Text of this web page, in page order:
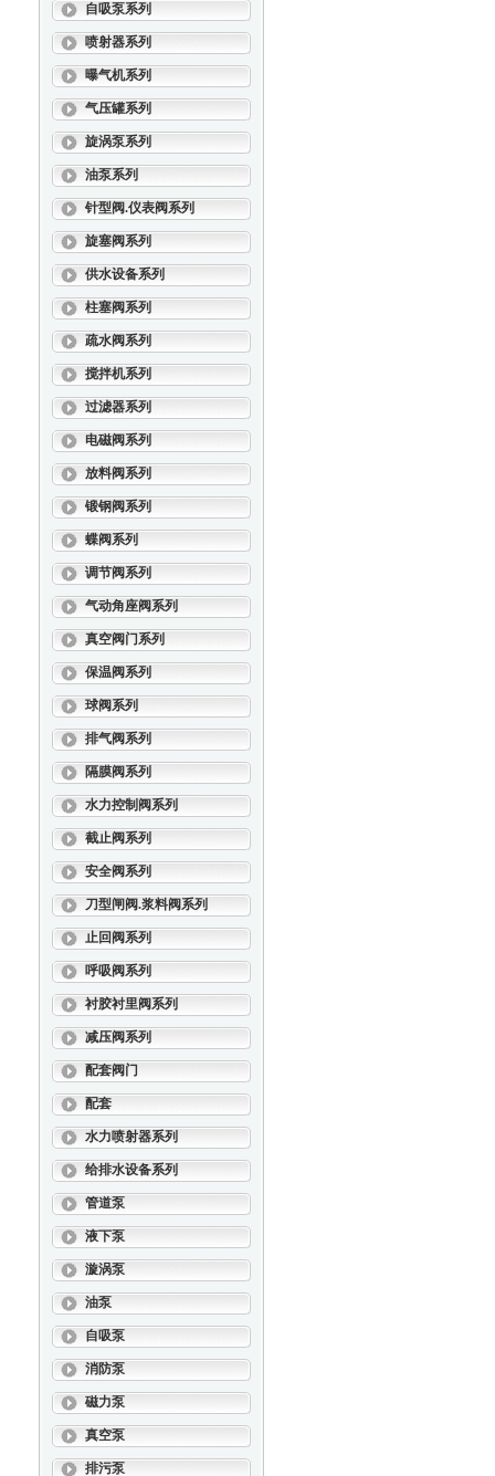
自吸泵系列
喷射器系列
曝气机系列
气压罐系列
旋涡泵系列
油泵系列
针型阀.仪表阀系列
旋塞阀系列
供水设备系列
柱塞阀系列
疏水阀系列
搅拌机系列
过滤器系列
电磁阀系列
放料阀系列
锻钢阀系列
蝶阀系列
调节阀系列
气动角座阀系列
真空阀门系列
保温阀系列
球阀系列
排气阀系列
隔膜阀系列
水力控制阀系列
截止阀系列
安全阀系列
刀型闸阀.浆料阀系列
止回阀系列
呼吸阀系列
衬胶衬里阀系列
减压阀系列
配套阀门
配套
水力喷射器系列
给排水设备系列
管道泵
液下泵
漩涡泵
油泵
自吸泵
消防泵
磁力泵
真空泵
排污泵